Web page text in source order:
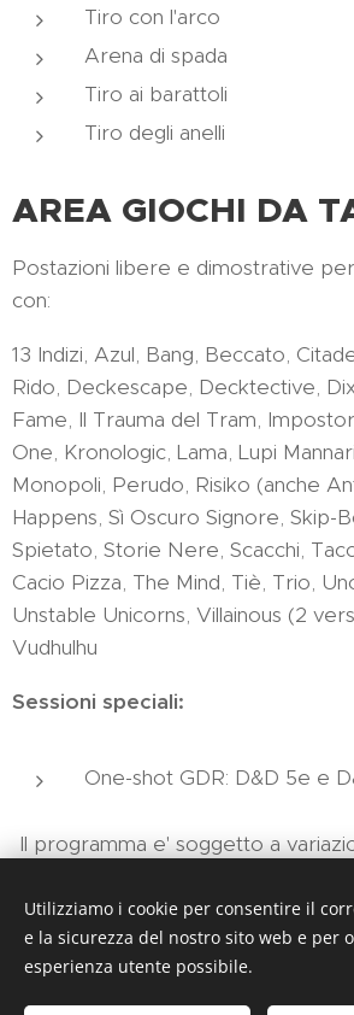
Tiro con l'arco
Arena di spada
Tiro ai barattoli
Tiro degli anelli
AREA GIOCHI DA
Postazioni libere e dimostrative
con:
13 Indizi, Azul, Bang, Beccato,
Rido, Deckescape, Decktective,
Fame, Il Trauma del Tram,
One, Kronologic, Lama, Lupi
Monopoli, Perudo, Risiko (anche
Happens, Sì Oscuro Signore, Skip-
Spietato, Storie Nere, Scacchi,
Cacio Pizza, The Mind, Tiè, Trio,
Unstable Unicorns, Villainous (2
Vudhulhu
Sessioni speciali:
One-shot GDR: D&D 5e e
Il programma e' soggetto a
Utilizziamo i cookie per consentire il
e la sicurezza del nostro sito web e per
esperienza utente possibile.